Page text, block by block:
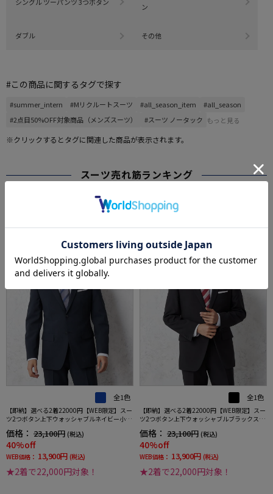
ン
ダブル その他
#この商品に関するタグで探す
#summer_intern #Mリクルートスーツ #all_season_item
#all_season
#2点目50%OFF対象商品（メンズスーツ）
#スーツ ノータック もっと見る
※クリックするとタグに関連した商品が表示されます。
スーツ売れ筋ランキング
1
全1色
【即納】選べる2着22000円【WEB限定】スー
ツ2つボタン上下ウォッシャブルネイビー小柄
3シーズン対応
価格： 23,100円 (税込)
40%off
WEB価格： 13,900円 (税込)
★2着で22,000円対象！
SALE OUTLET
2
全1色
【即納】選べる2着22000円【WEB限定】スー
ツ2つボタン上下ウォッシャブルブラックスト
ライプ3シーズン対応
価格： 23,100円 (税込)
40%off
WEB価格： 13,900円 (税込)
★2着で22,000円対象！